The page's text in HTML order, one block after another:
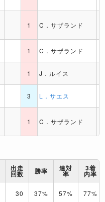
1 C．サザランド
1 C．サザランド
1 J．ルイス
3 L．サエス
1 C．サザランド
出走
回数 勝率 連対
率
3着
内率
30 37% 57% 77%